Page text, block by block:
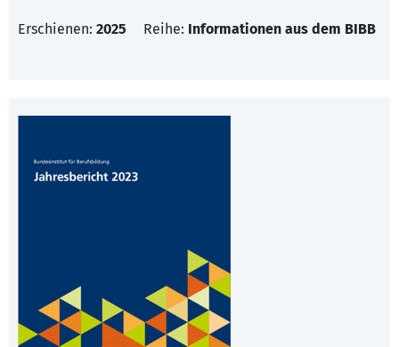
Erschienen: 2025 Reihe: Informationen aus dem BIBB